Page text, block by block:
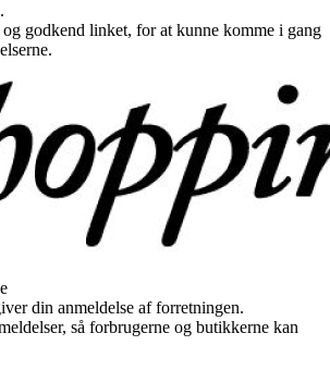
godkend linket, for at kunne komme i gang
din anmeldelse af forretningen.
så forbrugerne og butikkerne kan